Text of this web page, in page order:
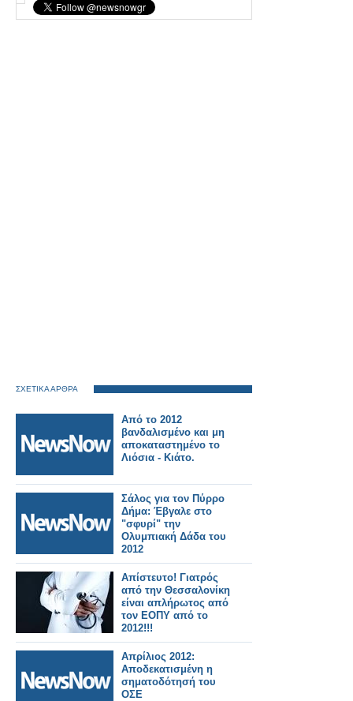
ΣΧΕΤΙΚΑ ΑΡΘΡΑ
Από το 2012
βανδαλισμένο και μη
αποκαταστημένο το
Λιόσια - Κιάτο.
Σάλος για τον Πύρρο
Δήμα: Έβγαλε στο
"σφυρί" την
Ολυμπιακή Δάδα του
2012
Απίστευτο! Γιατρός
από την Θεσσαλονίκη
είναι απλήρωτος από
τον ΕΟΠΥ από το
2012!!!
Απρίλιος 2012:
Αποδεκατισμένη η
σηματοδότησή του
ΟΣΕ